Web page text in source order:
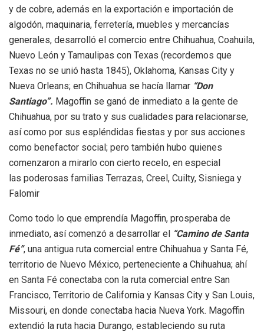
y de cobre, además en la exportación e importación de
algodón, maquinaria, ferretería, muebles y mercancías
generales, desarrolló el comercio entre Chihuahua, Coahuila,
Nuevo León y Tamaulipas con Texas (recordemos que
Texas no se unió hasta 1845), Oklahoma, Kansas City y
Nueva Orleans; en Chihuahua se hacía llamar “Don
Santiago”. Magoffin se ganó de inmediato a la gente de
Chihuahua, por su trato y sus cualidades para relacionarse,
así como por sus espléndidas fiestas y por sus acciones
como benefactor social; pero también hubo quienes
comenzaron a mirarlo con cierto recelo, en especial
las poderosas familias Terrazas, Creel, Cuilty, Sisniega y
Falomir
Como todo lo que emprendía Magoffin, prosperaba de
inmediato, así comenzó a desarrollar el “Camino de Santa
Fé”, una antigua ruta comercial entre Chihuahua y Santa Fé,
territorio de Nuevo México, perteneciente a Chihuahua; ahí
en Santa Fé conectaba con la ruta comercial entre San
Francisco, Territorio de California y Kansas City y San Louis,
Missouri, en donde conectaba hacia Nueva York. Magoffin
extendió la ruta hacia Durango, estableciendo su ruta